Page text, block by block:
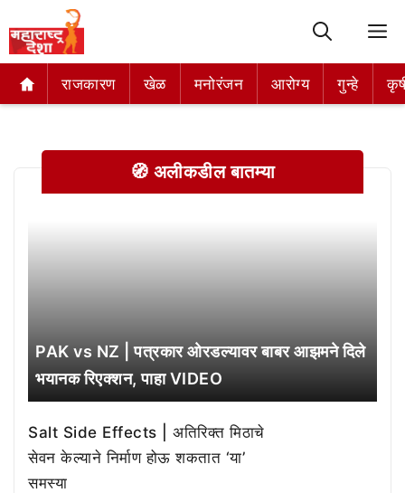
राजकारण खेळ मनोरंजन आरोग्य गुन्हे
राजकारण खेळ मनोरंजन आरोग्य गुन्हे
🧭 अलीकडील बातम्या
PAK vs NZ | पत्रकार ओरडल्यावर बाबर आझमने दिले
भयानक रिएक्शन, पाहा VIDEO
Salt Side Effects | अतिरिक्त मिठाचे
सेवन केल्याने निर्माण होऊ शकतात ‘या’
समस्या